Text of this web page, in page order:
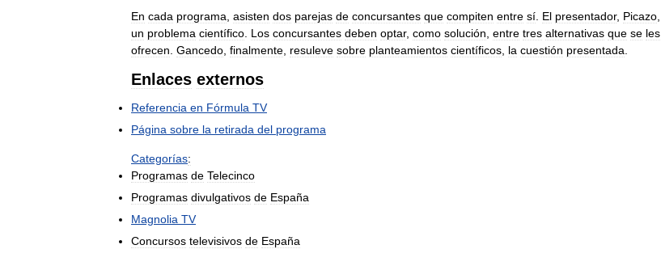
En cada programa asisten dos parejas de concursantes que compiten entre sí El presentador, Picazo
un problema científico Los concursantes deben optar, como solución entre tres alternativas que se les
ofrecen Gancedo finalmente resuleve sobre planteamientos científicos la cuestión presentada
Enlaces externos
Referencia en Fórmula TV
Página sobre la retirada del programa
Categorías:
Programas de Telecinco
Programas divulgativos de España
Magnolia TV
Concursos televisivos de España